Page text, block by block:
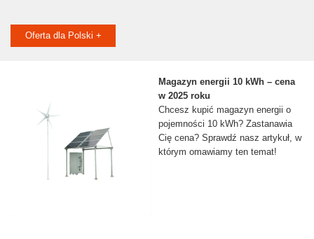
Oferta dla Polski +
Magazyn energii 10 kWh – cena
w 2025 roku
Chcesz kupić magazyn energii o
pojemności 10 kWh? Zastanawia
Cię cena? Sprawdź nasz artykuł, w
którym omawiamy ten temat!